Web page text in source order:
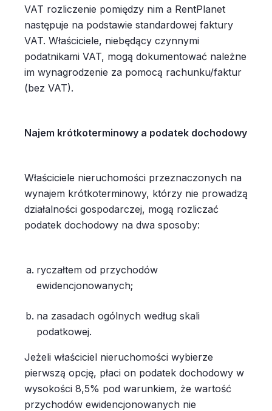
VAT rozliczenie pomiędzy nim a RentPlanet
następuje na podstawie standardowej faktury
VAT. Właściciele, niebędący czynnymi
podatnikami VAT, mogą dokumentować należne
im wynagrodzenie za pomocą rachunku/faktur
(bez VAT).
Najem krótkoterminowy a podatek dochodowy
Właściciele nieruchomości przeznaczonych na
wynajem krótkoterminowy, którzy nie prowadzą
działalności gospodarczej, mogą rozliczać
podatek dochodowy na dwa sposoby:
ryczałtem od przychodów
ewidencjonowanych;
na zasadach ogólnych według skali
podatkowej.
Jeżeli właściciel nieruchomości wybierze
pierwszą opcję, płaci on podatek dochodowy w
wysokości 8,5% pod warunkiem, że wartość
przychodów ewidencjonowanych nie